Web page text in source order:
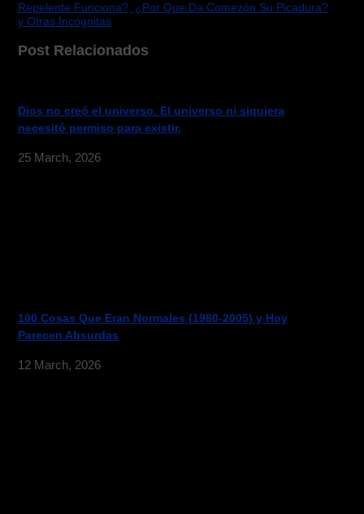
Repelente Funciona?, ¿Por Que Da Comezón Su Picadura?
y Otras Incógnitas
Post Relacionados
Dios no creó el universo. El universo ni siquiera
necesitó permiso para existir.
25 March, 2026
100 Cosas Que Eran Normales (1980-2005) y Hoy
Parecen Absurdas
12 March, 2026